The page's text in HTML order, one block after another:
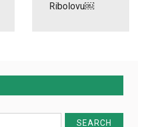
Ribolovu￼